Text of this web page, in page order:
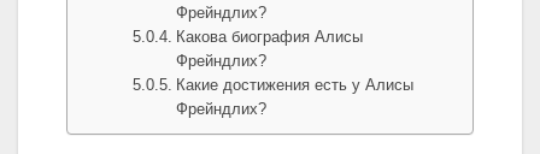
Фрейндлих?
Какова биография Алисы
Фрейндлих?
Какие достижения есть у Алисы
Фрейндлих?